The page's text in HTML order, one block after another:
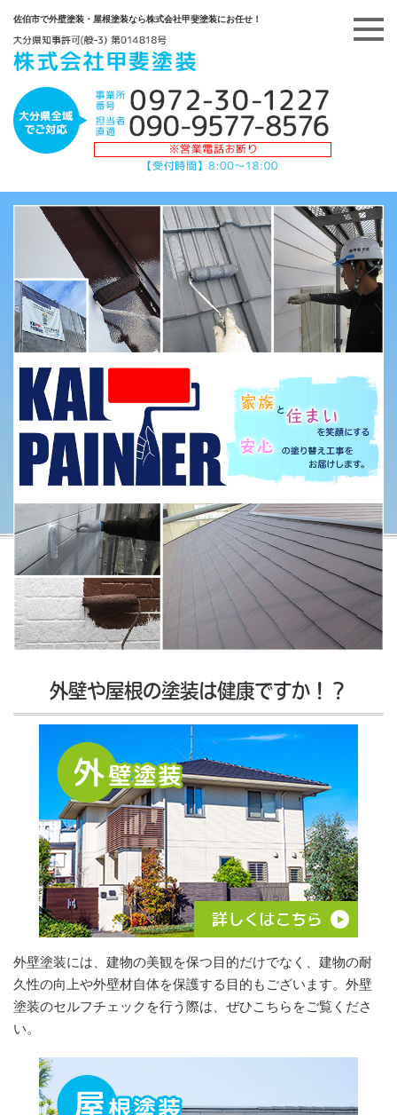
佐伯市で外壁塗装・屋根塗装なら株式会社甲斐塗装にお任せ！
外壁や屋根の塗装は健康ですか！？
外壁塗装には、建物の美観を保つ目的だけでなく、建物の耐
久性の向上や外壁材自体を保護する目的もございます。外壁
塗装のセルフチェックを行う際は、ぜひこちらをご覧くださ
い。